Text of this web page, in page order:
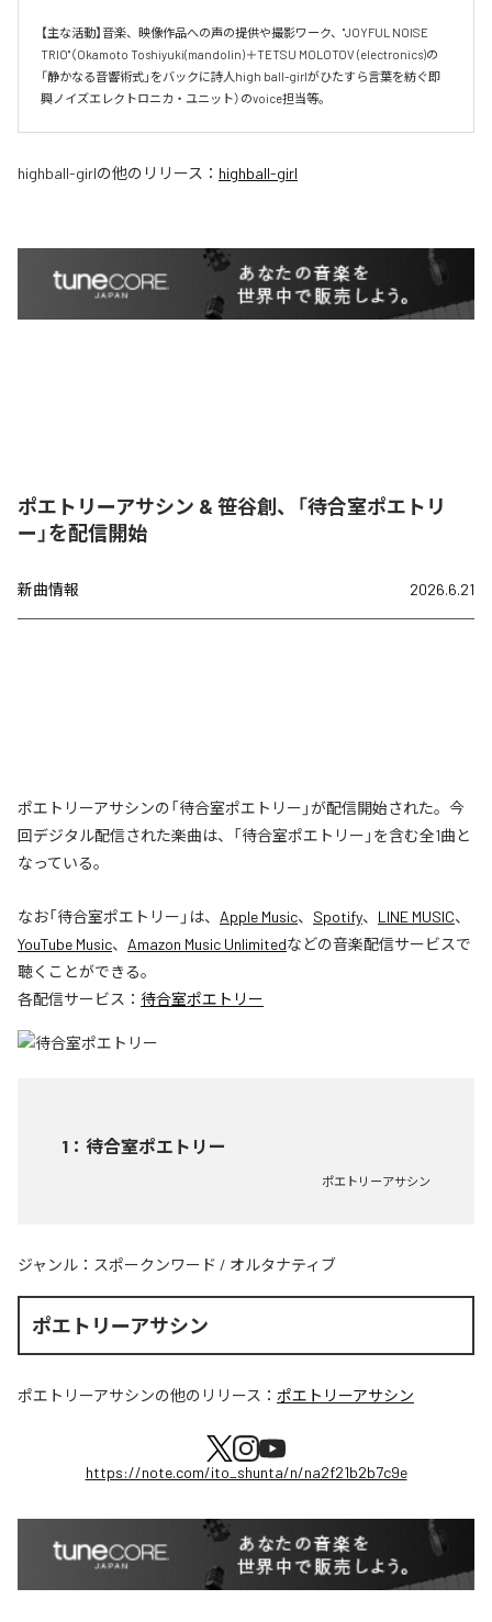
【主な活動】音楽、映像作品への声の提供や撮影ワーク、"JOYFUL NOISE
TRIO"（Okamoto Toshiyuki(mandolin)＋TETSU MOLOTOV (electronics)の
「静かなる音響術式」をバックに詩人high ball-girlがひたすら言葉を紡ぐ即
興ノイズエレクトロニカ・ユニット）のvoice担当等。
highball-girlの他のリリース： highball-girl
ポエトリーアサシン & 笹谷創、「待合室ポエトリ
ー」を配信開始
新曲情報 2026.6.21
ポエトリーアサシンの「待合室ポエトリー」が配信開始された。今
回デジタル配信された楽曲は、「待合室ポエトリー」を含む全1曲と
なっている。
なお「待合室ポエトリー 」は、 Apple Music、 Spotify、 LINE MUSIC、
YouTube Music、 Amazon Music Unlimitedなどの音楽配信サービスで
聴くことができる。
各配信サービス： 待合室ポエトリー
1 ： 待合室ポエトリー
ポエトリーアサシン
ジャンル： スポークンワード / オルタナティブ
ポエトリーアサシン
ポエトリーアサシンの他のリリース： ポエトリーアサシン
https://note.com/ito_shunta/n/na2f21b2b7c9e